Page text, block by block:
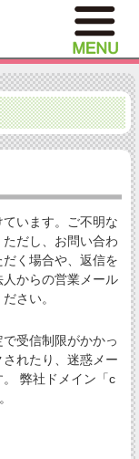
います。ご不明な
だし、お問い合わ
く場合や、返信を
からの営業メール
さい。
受信制限がかかっ
れたり、迷惑メー
弊社ドメイン「c